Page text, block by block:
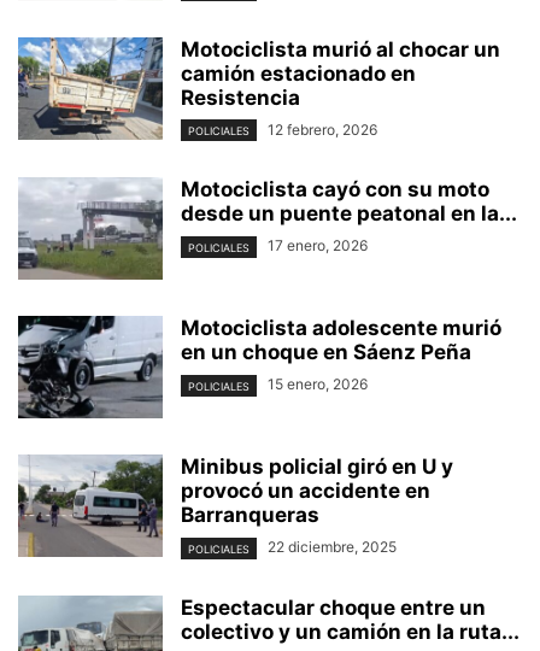
Motociclista murió al chocar un
camión estacionado en
Resistencia
POLICIALES 12 febrero, 2026
Motociclista cayó con su moto
desde un puente peatonal en la...
POLICIALES 17 enero, 2026
Motociclista adolescente murió
en un choque en Sáenz Peña
POLICIALES 15 enero, 2026
Minibus policial giró en U y
provocó un accidente en
Barranqueras
POLICIALES 22 diciembre, 2025
Espectacular choque entre un
colectivo y un camión en la ruta...